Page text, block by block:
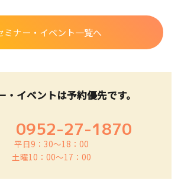
ミナー・イベント一覧へ
・イベントは予約優先です。
0952-27-1870
平日9：30～18：00
土曜10：00～17：00